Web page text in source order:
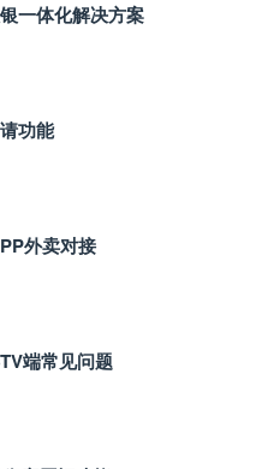
一体化解决方案
功能
外卖对接
端常见问题